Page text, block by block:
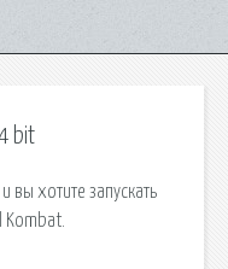
bit
вы хотите запускать
Kombat.